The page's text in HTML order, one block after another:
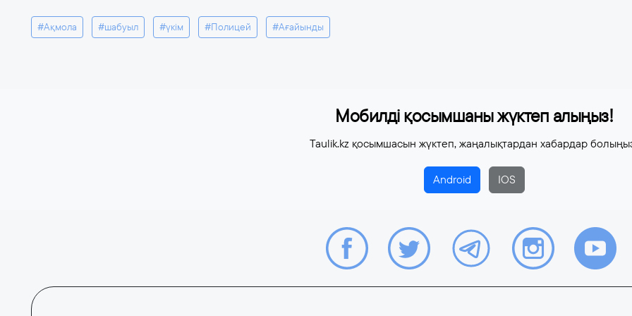
#Ақмола #шабуыл #үкім #Полицей #Ағайынды
Мобилді қосымшаны жүктеп алыңыз!
Taulik.kz қосымшасын жүктеп, жаңалықтардан хабардар
Android IOS